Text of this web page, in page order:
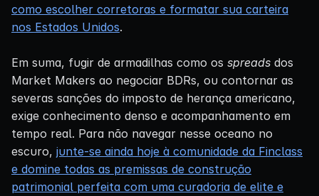
como escolher corretoras e formatar sua carteira
nos Estados Unidos.
Em suma, fugir de armadilhas como os spreads dos
Market Makers ao negociar BDRs, ou contornar as
severas sanções do imposto de herança americano,
exige conhecimento denso e acompanhamento em
tempo real. Para não navegar nesse oceano no
escuro, junte-se ainda hoje à comunidade da Finclass
e domine todas as premissas de construção
patrimonial perfeita com uma curadoria de elite e